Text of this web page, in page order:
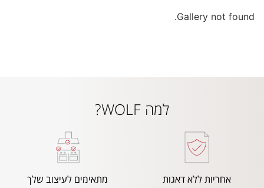
Gallery not found.
למה WOLF?
אחריות ללא דאגות
מתאימים לעיצוב שלך